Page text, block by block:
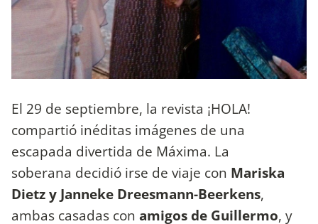
El 29 de septiembre, la revista ¡HOLA!
compartió inéditas imágenes de una
escapada divertida de Máxima. La
soberana decidió irse de viaje con Mariska
Dietz y Janneke Dreesmann-Beerkens,
ambas casadas con amigos de Guillermo, y